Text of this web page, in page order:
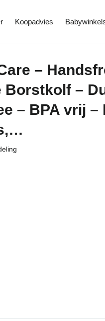
Koopadvies
–
Borstkolf –
– BPA vrij –